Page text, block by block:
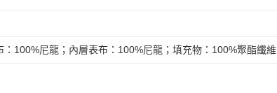
：100%尼龍；內層表布：100%尼龍；填充物：100%聚酯纖維